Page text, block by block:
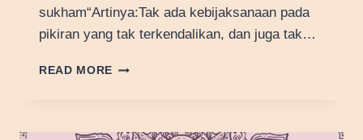
sukham“Artinya:Tak ada kebijaksanaan pada
pikiran yang tak terkendalikan, dan juga tak…
READ MORE FILOSOFI